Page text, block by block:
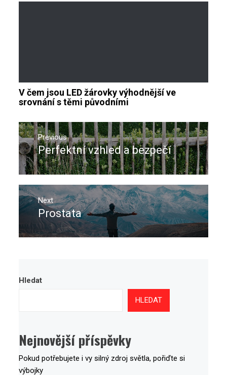
V čem jsou LED žárovky výhodnější ve
srovnání s těmi původními
Navigace
pro
příspěvek
Previous
Previous
post:
Perfektní vzhled a bezpečí
Next
Next
post:
Prostata
Hledat
HLEDAT
Nejnovější příspěvky
Pokud potřebujete i vy silný zdroj světla, pořiďte si
výbojky